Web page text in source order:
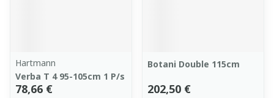
Hartmann
Verba T 4 95-105cm 1 P/s
78,66 €
Botani Double 115cm
202,50 €